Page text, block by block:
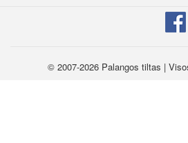
© 2007-2026 Palangos tiltas |